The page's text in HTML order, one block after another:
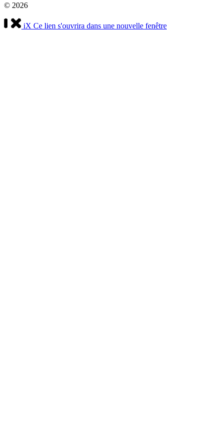
© 2026
iX Ce lien s'ouvrira dans une nouvelle fenêtre